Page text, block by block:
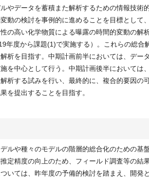
やデータを蓄積また解析するための情報技術
動の検討を事例的に進めることを目標として
の高い化学物質による曝露の時間的変動の解
年度から課題(1)で実施する）。これらの総合
析を目指す。中期計画前半においては、デー
を中心として行う。中期計画後半においては
析する試みを行い、最終的に、複合的要因の
を提出することを目指す。
ルや種々のモデルの階層的総合化のための基
定精度の向上のため、フィールド調査等の結
いては、昨年度の予備的検討を踏まえ、開発